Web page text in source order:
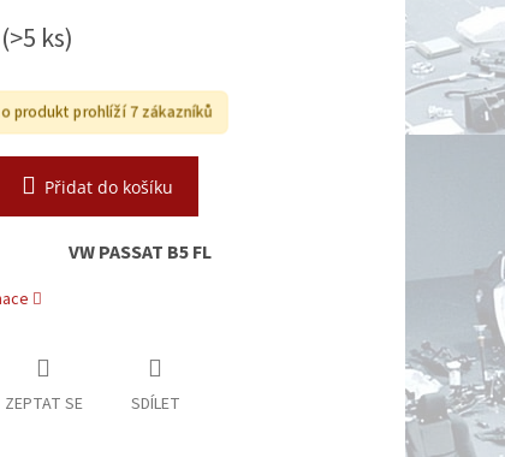
(>5 ks)
produkt prohlíží 7 zákazníků
Přidat do košíku
VW PASSAT B5 FL
ZEPTAT SE SDÍLET